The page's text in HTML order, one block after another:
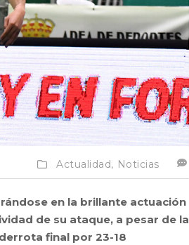
Actualidad, Noticias
en la brillante actuación
de su ataque, a pesar de la
final por 23-18